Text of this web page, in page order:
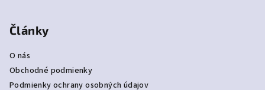
Články
O nás
Obchodné podmienky
Podmienky ochrany osobných údajov